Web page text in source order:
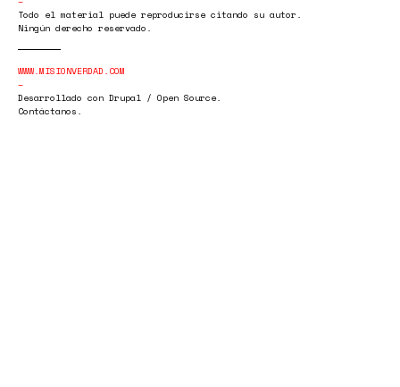
Todo el material puede reproducirse citando su autor.
Ningún derecho reservado.
WWW.MISIONVERDAD.COM
Desarrollado con Drupal / Open Source.
Contáctanos.